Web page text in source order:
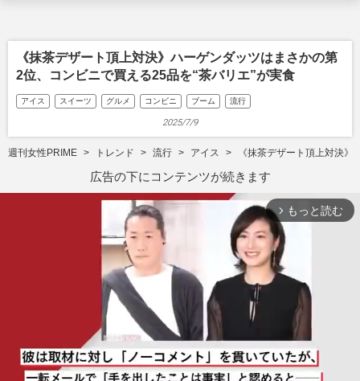
《抹茶デザート頂上対決》ハーゲンダッツはまさかの第
2位、コンビニで買える25品を“茶バリエ”が実食
アイス スイーツ グルメ コンビニ ブーム 流行
2025/7/9
週刊女性PRIME トレンド 流行 アイス 《抹茶デザート頂上対決
広告の下にコンテンツが続きます
arrow_forward_ios もっと読む